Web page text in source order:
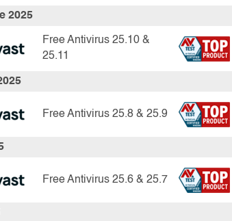
2025
Free Antivirus 25.10 &
25.11
Free Antivirus 25.8 & 25.9
Free Antivirus 25.6 & 25.7